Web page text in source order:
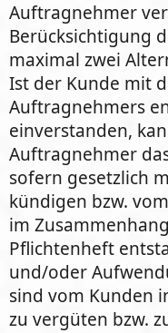
Auftragnehmer
Berücksichtigung
maximal zwei
Ist der Kunde mit
Auftragnehmers
einverstanden,
Auftragnehmer
sofern gesetzlich
kündigen bzw.
im
Pflichtenheft
und/oder
sind vom Kunden
zu vergüten bzw.